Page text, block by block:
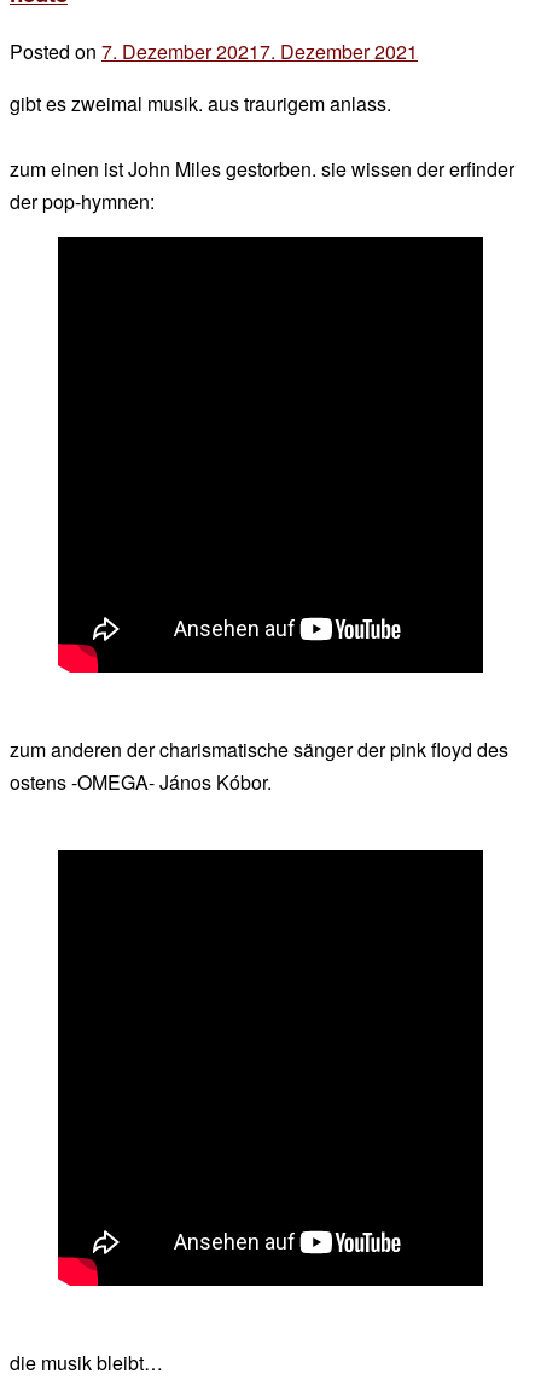
Posted on 7. Dezember 20217. Dezember 2021
gibt es zweimal musik. aus traurigem anlass.
zum einen ist John Miles gestorben. sie wissen der erfinder
der pop-hymnen:
zum anderen der charismatische sänger der pink floyd des
ostens -OMEGA- János Kóbor.
die musik bleibt…